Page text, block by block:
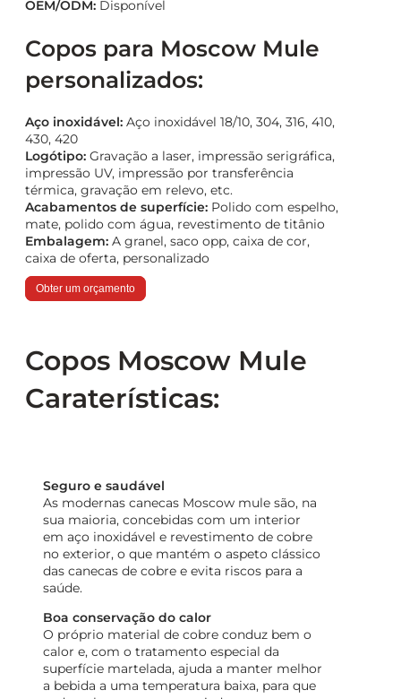
OEM/ODM: Disponível
Copos para Moscow Mule
personalizados:
Aço inoxidável: Aço inoxidável 18/10, 304, 316, 410,
430, 420
Logótipo: Gravação a laser, impressão serigráfica,
impressão UV, impressão por transferência
térmica, gravação em relevo, etc.
Acabamentos de superfície: Polido com espelho,
mate, polido com água, revestimento de titânio
Embalagem: A granel, saco opp, caixa de cor,
caixa de oferta, personalizado
Obter um orçamento
Copos Moscow Mule
Caraterísticas:
Seguro e saudável
As modernas canecas Moscow mule são, na
sua maioria, concebidas com um interior
em aço inoxidável e revestimento de cobre
no exterior, o que mantém o aspeto clássico
das canecas de cobre e evita riscos para a
saúde.
Boa conservação do calor
O próprio material de cobre conduz bem o
calor e, com o tratamento especial da
superfície martelada, ajuda a manter melhor
a bebida a uma temperatura baixa, para que